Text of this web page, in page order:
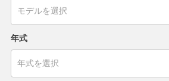
年式